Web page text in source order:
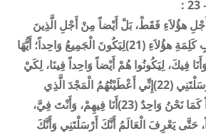
–
هؤُلاَءِ فَقَطْ، بَلْ أَيْضاً مِنْ أَجْلِ الَّذِينَ
هؤُلاَءِ (21)
لِيَكُونَ الْجَمِيعُ وَاحِداً؛ أَيُّهَا
فِيكَ، لِيَكُونُوا هُمْ أَيْضاً وَاحِداً فِينَا، لِكَيْ
يُؤْمِنَ الْعَالَمُ أَنَّكَ أَنْتَ أَرْسَلْتَنِي (22)إِنِّي أَعْطَيْتُهُمُ الْمَجْدَ الَّذِي
أَعْطَيْتَنِي، لِيَكُونُوا وَاحِداً كَمَا نَحْنُ وَاحِدٌ (23)أَنَا فِيهِمْ، وَأَنْتَ فِيَّ،
حَتَّى يَعْرِفَ الْعَالَمُ أَنَّكَ أَرْسَلْتَنِي وَأَنَّكَ